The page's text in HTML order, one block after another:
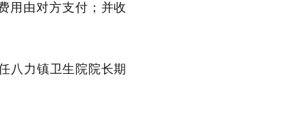
用由对方支付；并收
八力镇卫生院院长期